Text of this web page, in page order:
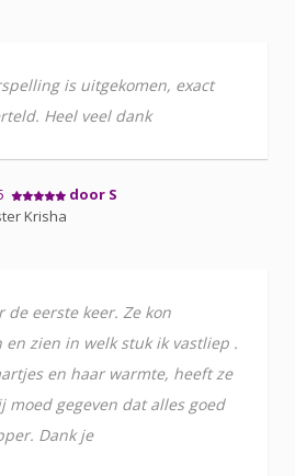
is uitgekomen, exact
Heel veel dank
door S
Krisha
de eerste keer. Ze kon
zien in welk stuk ik vastliep .
en haar warmte, heeft ze
moed gegeven dat alles goed
Dank je